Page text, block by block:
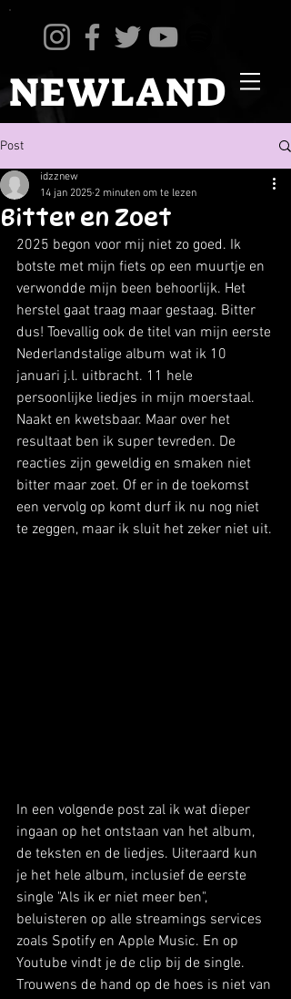
NEWLAND
Post
Bitter en Zoet
idzznew
14 jan 2025 2 minuten om te lezen
2025 begon voor mij niet zo goed. Ik
botste met mijn fiets op een muurtje en
verwondde mijn been behoorlijk. Het
herstel gaat traag maar gestaag. Bitter
dus! Toevallig ook de titel van mijn eerste
Nederlandstalige album wat ik 10
januari j.l. uitbracht. 11 hele
persoonlijke liedjes in mijn moerstaal.
Naakt en kwetsbaar. Maar over het
resultaat ben ik super tevreden. De
reacties zijn geweldig en smaken niet
bitter maar zoet. Of er in de toekomst
een vervolg op komt durf ik nu nog niet
te zeggen, maar ik sluit het zeker niet uit.
In een volgende post zal ik wat dieper
ingaan op het ontstaan van het album,
de teksten en de liedjes. Uiteraard kun
je het hele album, inclusief de eerste
single "Als ik er niet meer ben",
beluisteren op alle streamings services
zoals Spotify en Apple Music. En op
Youtube vindt je de clip bij de single.
Trouwens de hand op de hoes is niet van